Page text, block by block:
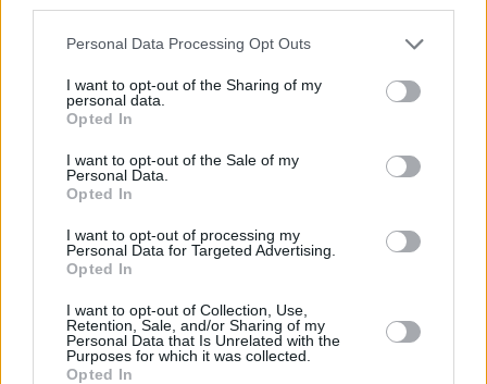
negar su consentimiento. Tenga en cuenta que algún
de su consentimiento, pero usted tiene el derecho de
rechazar tal procesamiento. Sus preferencias se aplicarán
cualquier momento entrando de nuevo en este sitio web o
visitando nuestra política de privacidad.
Personal Data Processing Opt Outs
I want to opt-out of the Sharing of my
personal data.
Opted In
I want to opt-out of the Sale of my
Personal Data.
Opted In
I want to opt-out of processing my
Personal Data for Targeted Advertising.
Opted In
I want to opt-out of Collection, Use,
Retention, Sale, and/or Sharing of my
Personal Data that Is Unrelated with the
Purposes for which it was collected.
Opted In